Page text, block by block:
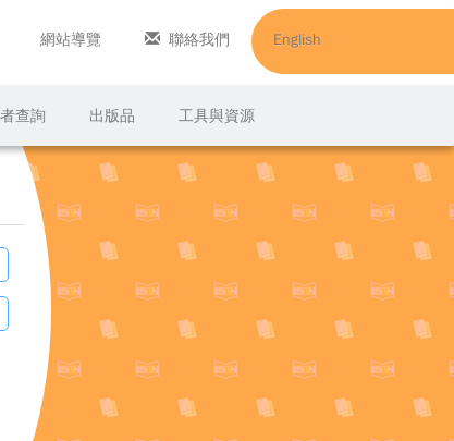
查詢 出版品 工具與資源
網站導覽 聯絡我們 English